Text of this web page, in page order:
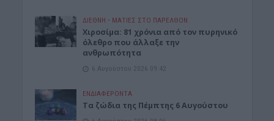
ΔΙΕΘΝΗ • ΜΑΤΙΕΣ ΣΤΟ ΠΑΡΕΛΘΟΝ
Χιροσίμα: 81 χρόνια από τον πυρηνικό
όλεθρο που άλλαξε την
ανθρωπότητα
6 Αυγούστου 2026 09:42
ΕΝΔΙΑΦΕΡΟΝΤΑ
Tα ζώδια της Πέμπτης 6 Αυγούστου